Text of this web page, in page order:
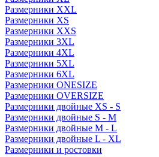
Размерники XXL
Размерники XS
Размерники XXS
Размерники 3XL
Размерники 4XL
Размерники 5XL
Размерники 6XL
Размерники ONESIZE
Размерники OVERSIZE
Размерники двойные XS - S
Размерники двойные S - M
Размерники двойные M - L
Размерники двойные L - XL
Размерники и ростовки